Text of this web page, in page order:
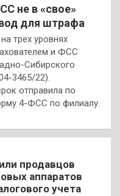
не в «свое»
для штрафа
трех уровнях
и ФСС
Сибирского
3465/22).
отправила по
4-ФСС по филиалу.
продавцов
аппаратов
учета